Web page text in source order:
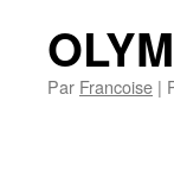
Par Francoise |